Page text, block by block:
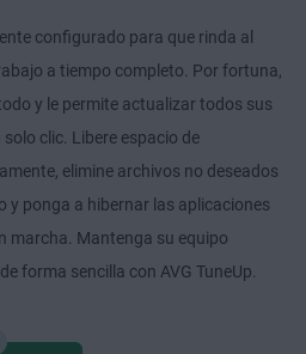
configurado para que rinda al
a tiempo completo. Por fortuna,
y le permite actualizar todos sus
clic. Libere espacio de
elimine archivos no deseados
y ponga a hibernar las aplicaciones
marcha. Mantenga su equipo
forma sencilla con AVG TuneUp.